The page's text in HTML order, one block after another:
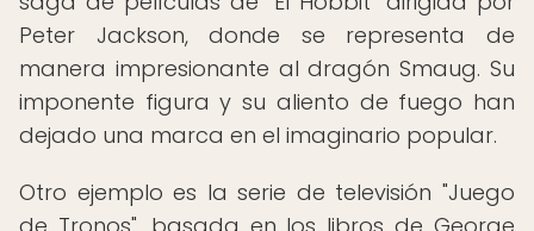
Peter Jackson, donde se representa de
manera impresionante al dragón Smaug. Su
imponente figura y su aliento de fuego han
dejado una marca en el imaginario popular.
Otro ejemplo es la serie de televisión "Juego